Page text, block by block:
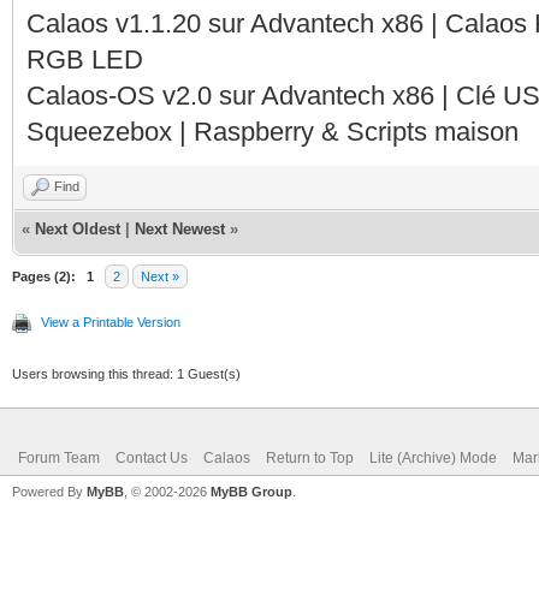
Calaos v1.1.20 sur Advantech x86 |
RGB LED
Calaos-OS v2.0 sur Advantech x86 | Clé
Squeezebox | Raspberry & Scripts maison
Find
« Next Oldest Next Newest »
Pages (2): 1 2 Next »
View a Printable Version
Users browsing this thread: 1 Guest(s)
Forum Team Contact Us Calaos Return to Top Lite (Archive) Mode
Powered By MyBB , © 2002-2026 MyBB Group